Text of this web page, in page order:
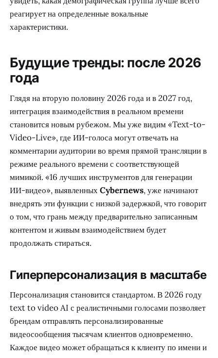
реагирует на определенные вокальные
характеристики.
Будущие тренды: после 2026
года
Глядя на вторую половину 2026 года и в 2027 год,
интеграция взаимодействия в реальном времени
становится новым рубежом. Мы уже видим «Text-to-
Video-Live», где ИИ-голоса могут отвечать на
комментарии аудитории во время прямой трансляции в
режиме реального времени с соответствующей
мимикой. «16 лучших инструментов для генерации
ИИ-видео», выявленныхCybernews, уже начинают
внедрять эти функции с низкой задержкой, что говорит
о том, что грань между предварительно записанным
контентом и живым взаимодействием будет
продолжать стираться.
Гиперперсонализация в масштабе
Персонализация становится стандартом. В 2026 году
text to video AI с реалистичными голосами позволяет
брендам отправлять персонализированные
видеосообщения тысячам клиентов одновременно.
Каждое видео может обращаться к клиенту по имени и